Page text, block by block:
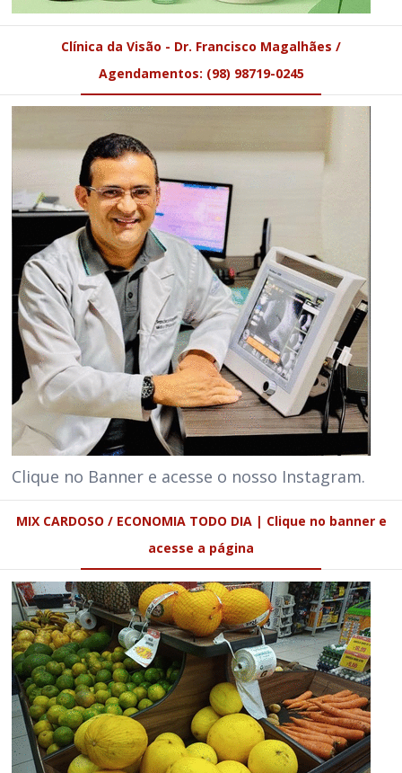
Clínica da Visão - Dr. Francisco Magalhães /
Agendamentos: (98) 98719-0245
Clique no Banner e acesse o nosso Instagram.
MIX CARDOSO / ECONOMIA TODO DIA | Clique no banner e
acesse a página